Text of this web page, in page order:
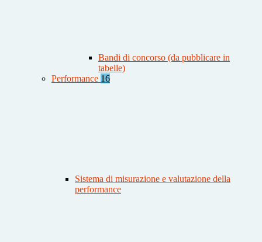
Bandi di concorso (da pubblicare in
tabelle)
Performance 16
Sistema di misurazione e valutazione della
performance